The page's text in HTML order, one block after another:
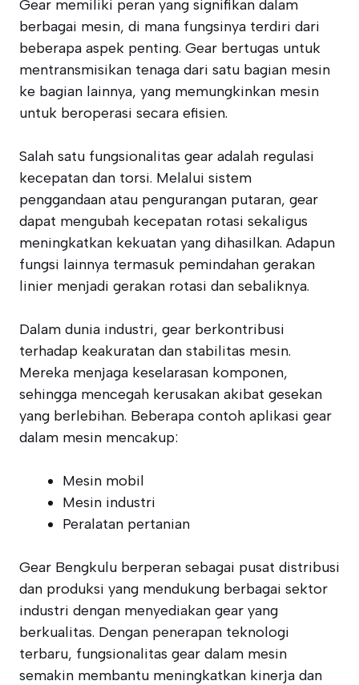
Gear memiliki peran yang signifikan dalam
berbagai mesin, di mana fungsinya terdiri dari
beberapa aspek penting. Gear bertugas untuk
mentransmisikan tenaga dari satu bagian mesin
ke bagian lainnya, yang memungkinkan mesin
untuk beroperasi secara efisien.
Salah satu fungsionalitas gear adalah regulasi
kecepatan dan torsi. Melalui sistem
penggandaan atau pengurangan putaran, gear
dapat mengubah kecepatan rotasi sekaligus
meningkatkan kekuatan yang dihasilkan. Adapun
fungsi lainnya termasuk pemindahan gerakan
linier menjadi gerakan rotasi dan sebaliknya.
Dalam dunia industri, gear berkontribusi
terhadap keakuratan dan stabilitas mesin.
Mereka menjaga keselarasan komponen,
sehingga mencegah kerusakan akibat gesekan
yang berlebihan. Beberapa contoh aplikasi gear
dalam mesin mencakup:
Mesin mobil
Mesin industri
Peralatan pertanian
Gear Bengkulu berperan sebagai pusat distribusi
dan produksi yang mendukung berbagai sektor
industri dengan menyediakan gear yang
berkualitas. Dengan penerapan teknologi
terbaru, fungsionalitas gear dalam mesin
semakin membantu meningkatkan kinerja dan